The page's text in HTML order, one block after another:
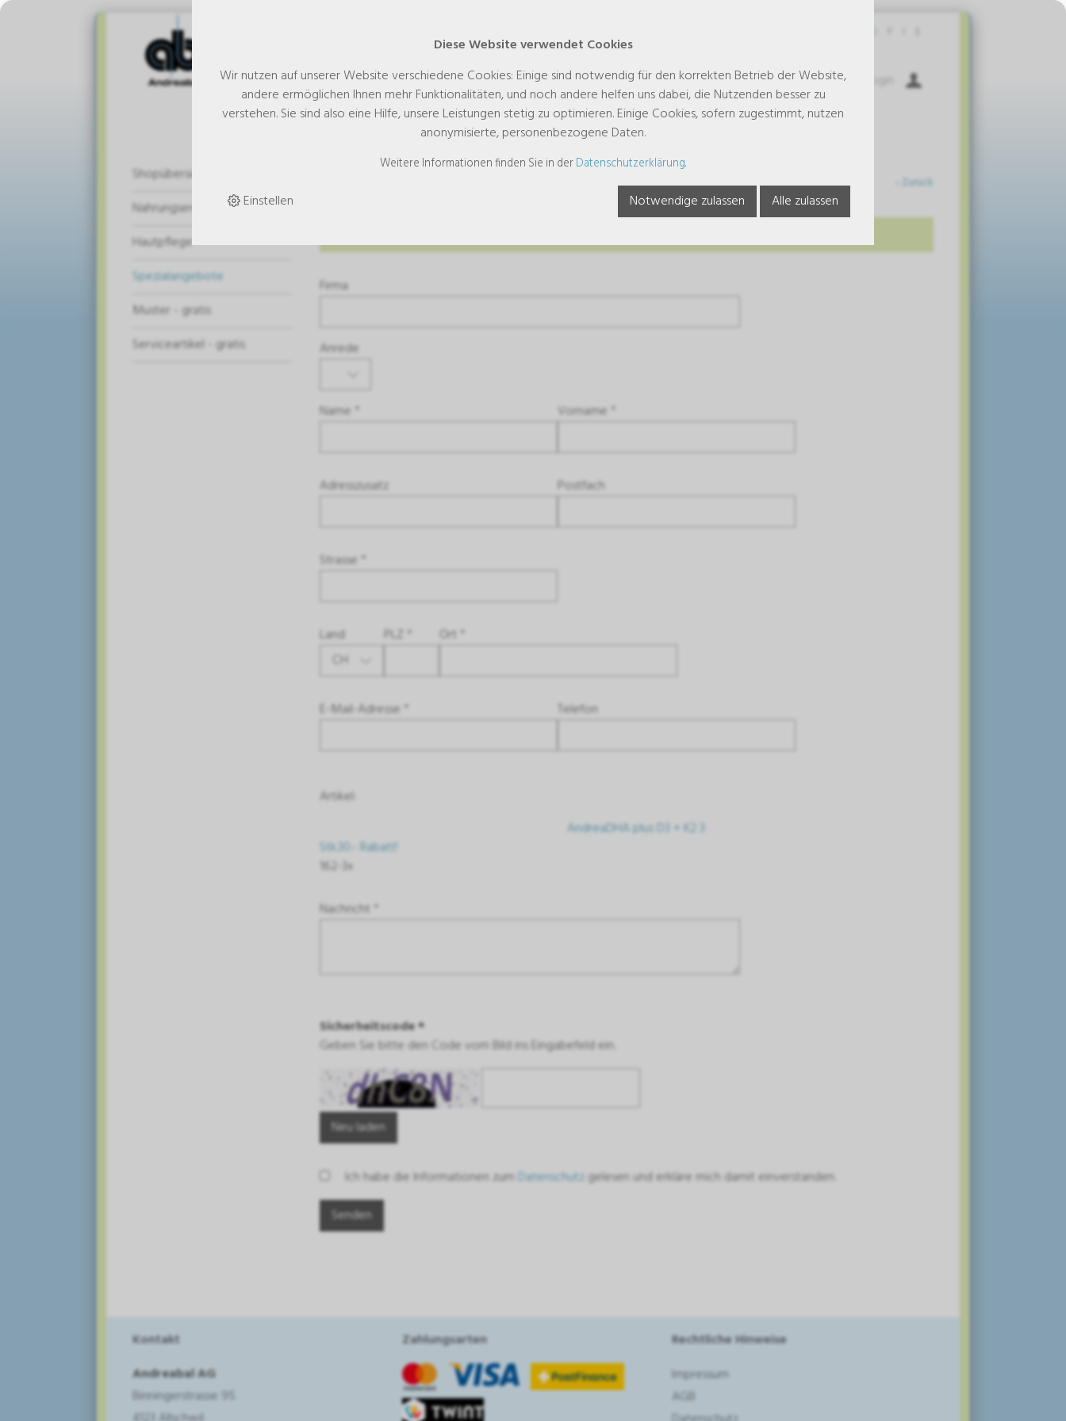
Warenkorb
Shopübersicht
Nahrungsergänzung
Hautpflege
Spezialangebote
Muster - gratis
Serviceartikel - gratis
‹ Zurück
Anfrage
Firma
Anrede
Name * Vorname *
Adresszusatz Postfach
Strasse *
Land
CH
PLZ * Ort *
E-Mail-Adresse * Telefon
Artikel:
AndreaDHA plus D3 + K2 3
Stk.30.- Rabatt!
162-3x
Nachricht *
Sicherheitscode *
Geben Sie bitte den Code vom Bild ins Eingabefeld ein.
Neu laden
Ich habe die Informationen zum Datenschutz gelesen und erkläre mich damit einverstanden.
Kontakt
Andreabal AG
Binningerstrasse 95
Zahlungsarten
Rechtliche Hinweise
Impressum
AGB
Diese Website verwendet Cookies
Wir nutzen auf unserer Website verschiedene Cookies: Einige sind notwendig für den korrekten Betrieb der Website,
andere ermöglichen Ihnen mehr Funktionalitäten, und noch andere helfen uns dabei, die Nutzenden besser zu
verstehen. Sie sind also eine Hilfe, unsere Leistungen stetig zu optimieren. Einige Cookies, sofern zugestimmt, nutzen
anonymisierte, personenbezogene Daten.
Weitere Informationen finden Sie in derDatenschutzerklärung.
Einstellen Notwendige zulassen Alle zulassen